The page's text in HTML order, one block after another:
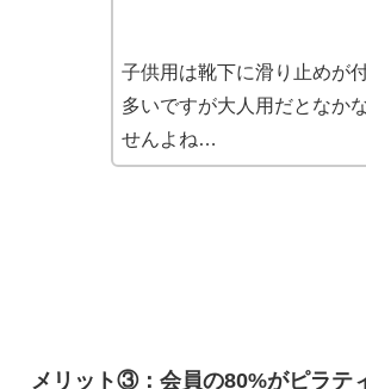
子供用は靴下に滑り止めが
多いですが大人用だとなか
せんよね…
メリット③：会員の80%がピラテ